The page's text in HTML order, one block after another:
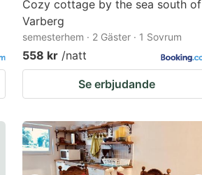
Cozy cottage by the sea south of
Varberg
semesterhem · 2 Gäster · 1 Sovrum
558 kr /natt
Se erbjudande